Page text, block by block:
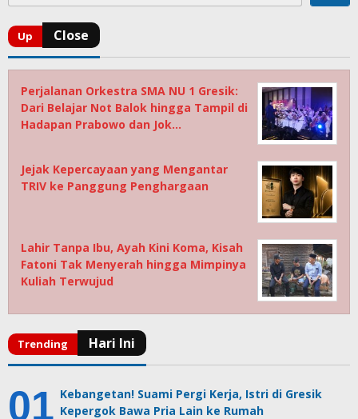
Perjalanan Orkestra SMA NU 1 Gresik:
Dari Belajar Not Balok hingga Tampil di
Hadapan Prabowo dan Jok…
Jejak Kepercayaan yang Mengantar
TRIV ke Panggung Penghargaan
Lahir Tanpa Ibu, Ayah Kini Koma, Kisah
Fatoni Tak Menyerah hingga Mimpinya
Kuliah Terwujud
Kebangetan! Suami Pergi Kerja, Istri di Gresik
Kepergok Bawa Pria Lain ke Rumah